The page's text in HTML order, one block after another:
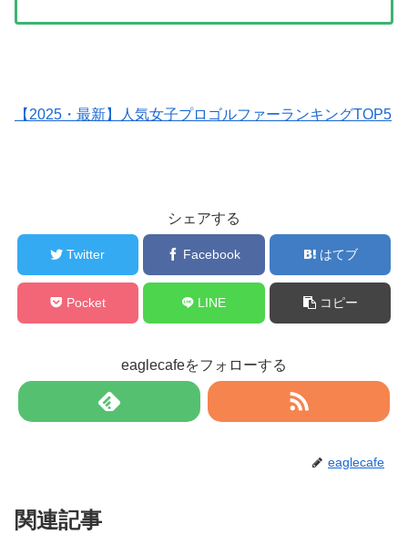
【2025・最新】人気女子プロゴルファーランキングTOP5
シェアする
Twitter Facebook はてブ
Pocket LINE コピー
eaglecafeをフォローする
eaglecafe
関連記事